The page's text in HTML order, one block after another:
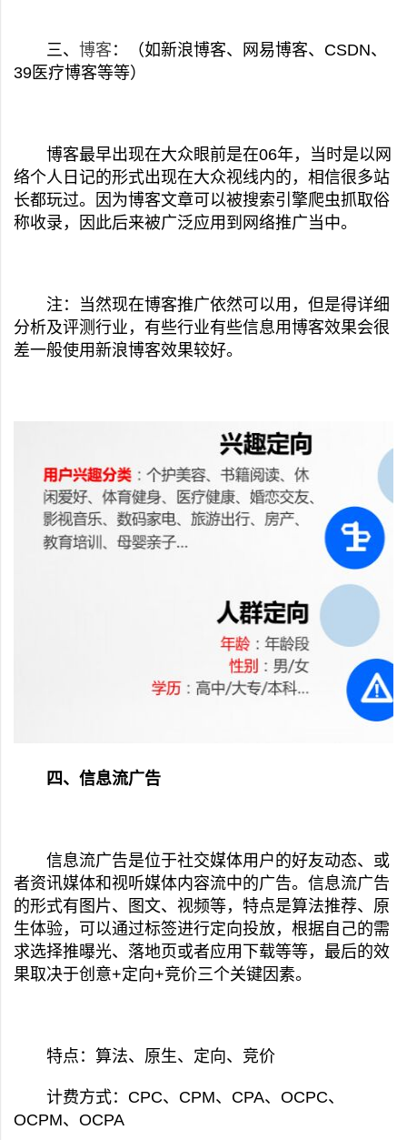
三、 博客 ：（如新浪博客、网易博客、CSDN、
39医疗博客等等）
博客最早出现在大众眼前是在06年，当时是以网
络个人日记的形式出现在大众视线内的，相信很多站
长都玩过。因为博客文章可以被搜索引擎爬虫抓取俗
称收录，因此后来被广泛应用到网络推广当中。
注：当然现在博客推广依然可以用，但是得详细
分析及评测行业，有些行业有些信息用博客效果会很
差一般使用新浪博客效果较好。
四、信息流广告
信息流广告是位于社交媒体用户的好友动态、或
者资讯媒体和视听媒体内容流中的广告。信息流广告
的形式有图片、图文、视频等，特点是算法推荐、原
生体验，可以通过标签进行定向投放，根据自己的需
求选择推曝光、落地页或者应用下载等等，最后的效
果取决于创意+定向+竞价三个关键因素。
特点：算法、原生、定向、竞价
计费方式：CPC、CPM、CPA、OCPC、
OCPM、OCPA